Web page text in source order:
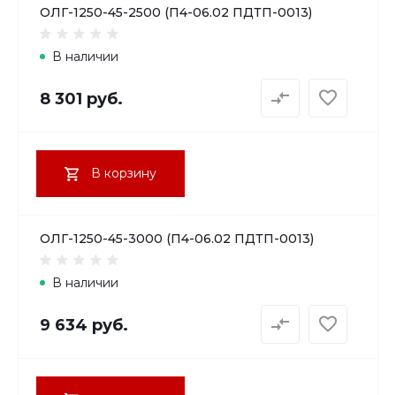
ОЛГ-1250-45-2500 (П4-06.02 ПДТП-0013)
В наличии
8 301 руб.
В корзину
ОЛГ-1250-45-3000 (П4-06.02 ПДТП-0013)
В наличии
9 634 руб.